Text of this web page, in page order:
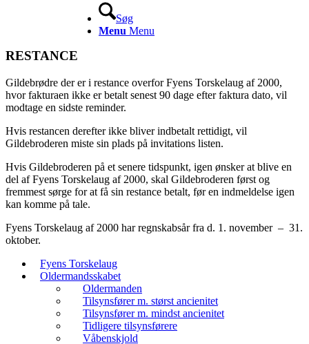
Søg
Menu Menu
RESTANCE
Gildebrødre der er i restance overfor Fyens Torskelaug af 2000,
hvor fakturaen ikke er betalt senest 90 dage efter faktura dato, vil
modtage en sidste reminder.
Hvis restancen derefter ikke bliver indbetalt rettidigt, vil
Gildebroderen miste sin plads på invitations listen.
Hvis Gildebroderen på et senere tidspunkt, igen ønsker at blive en
del af Fyens Torskelaug af 2000, skal Gildebroderen først og
fremmest sørge for at få sin restance betalt, før en indmeldelse igen
kan komme på tale.
Fyens Torskelaug af 2000 har regnskabsår fra d. 1. november – 31.
oktober.
Fyens Torskelaug
Oldermandsskabet
Oldermanden
Tilsynsfører m. størst ancienitet
Tilsynsfører m. mindst ancienitet
Tidligere tilsynsførere
Våbenskjold